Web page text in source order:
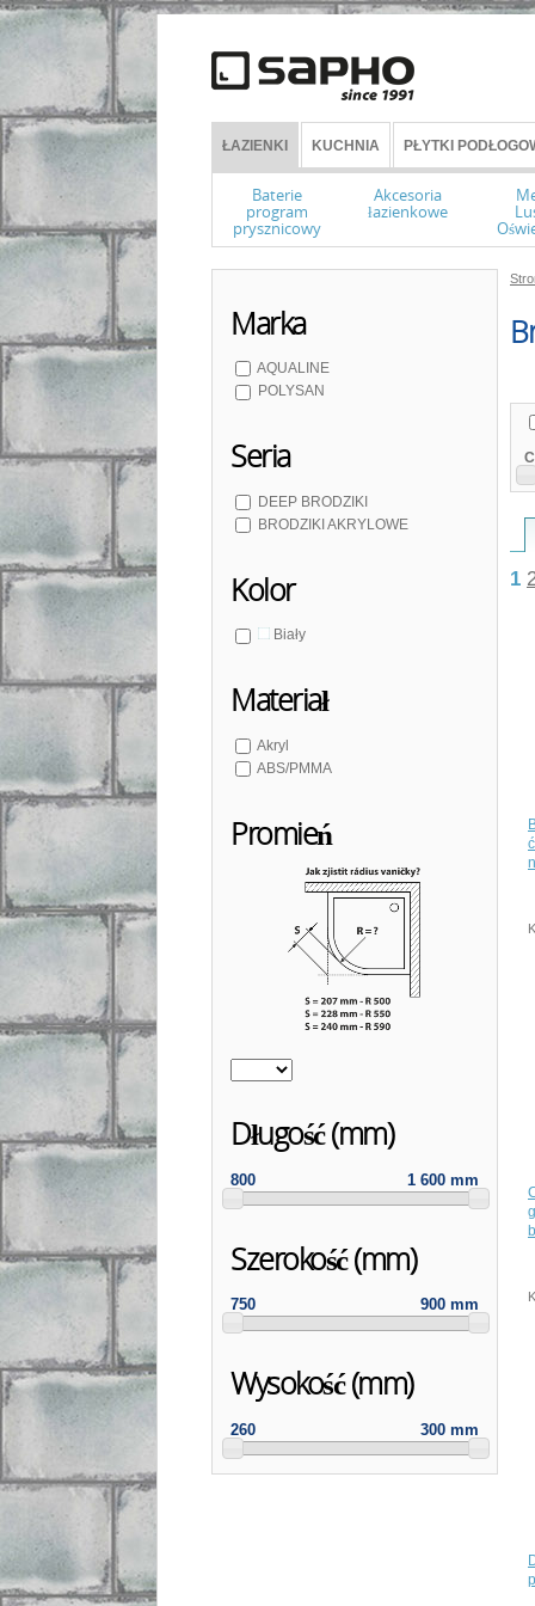
ŁAZIENKI KUCHNIA PŁYTKI
Baterie
program
prysznicowy
Akcesoria
łazienkowe
Marka
AQUALINE
POLYSAN
Seria
DEEP BRODZIKI
BRODZIKI AKRYLOWE
Kolor
Biały
Materiał
Akryl
ABS/PMMA
Promień
Długość (mm)
800 1 600 mm
Szerokość (mm)
750 900 mm
Wysokość (mm)
260 300 mm
1